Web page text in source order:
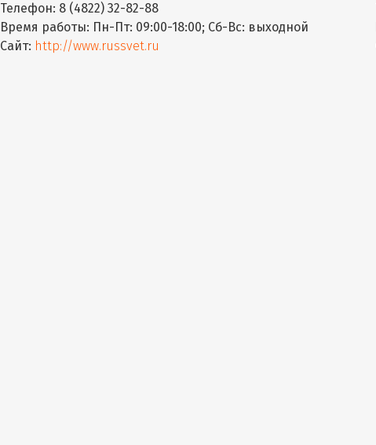
Телефон: 8 (4822) 32-82-88
Время работы: Пн-Пт: 09:00-18:00; Сб-Вс: выходной
Сайт: http://www.russvet.ru